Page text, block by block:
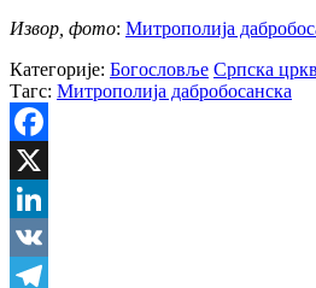
Извор, фото: Митрополија
Категорије: Богословље Српска
Тагс: Митрополија дабробосанска
Facebook
X
LinkedIn
VK